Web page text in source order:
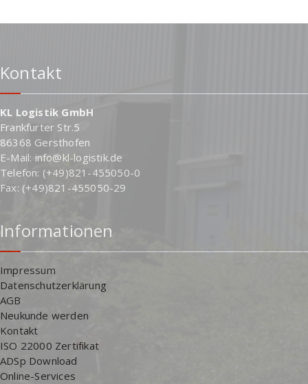
Kontakt
KL Logistik GmbH
Frankfurter Str.5
86368 Gersthofen
E-Mail: info@kl-logistik.de
Telefon: (+49)821-455050-0
Fax: (+49)821-455050-29
Informationen
Impressum
Datenschutzerklärung
AGB
Neukunde werden
Kontakt
ISO 22000 Zertifikat
ADSp Download
Online-Services